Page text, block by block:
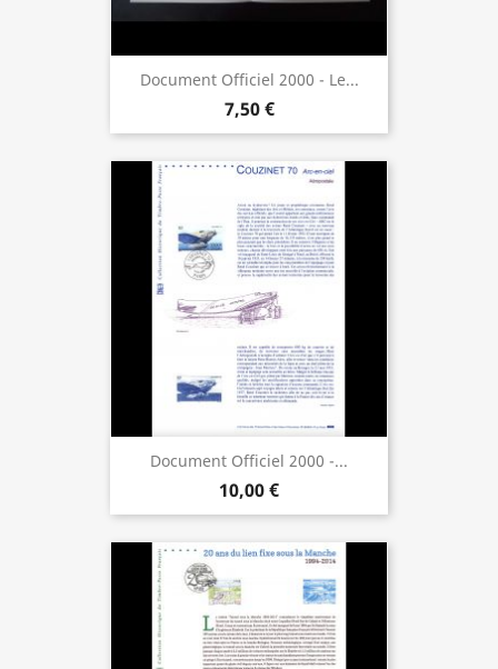
Document Officiel 2000 - Le...
7,50 €
Document Officiel 2000 -...
10,00 €